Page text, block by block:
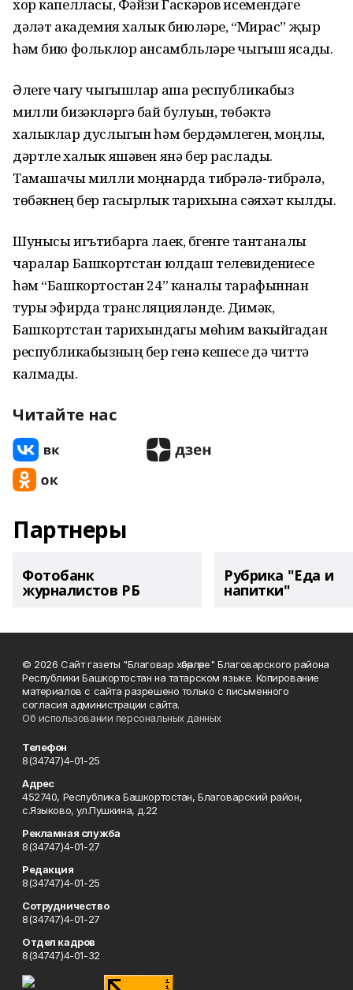
хор капелласы, Фәйзи Гаскәров исемендәге
дәүләт академия халык биюләре, “Мирас” җыр
һәм бию фольклор ансамбльләре чыгыш ясады.
Әлеге чагу чыгышлар аша республикабыз
милли бизәкләргә бай булуын, төбәктә
халыклар дуслыгын һәм бердәмлеген, моңлы,
дәртле халык яшәвен янә бер раслады.
Тамашачы милли моңнарда тибрәлә-тибрәлә,
төбәкнең бер гасырлык тарихына сәяхәт кылды.
Шунысы игътибарга лаек, бүгенге тантаналы
чаралар Башкортстан юлдаш телевидениесе
һәм “Башкортостан 24” каналы тарафыннан
туры эфирда трансляцияләнде. Димәк,
Башкортстан тарихындагы мөһим вакыйгадан
республикабызның бер генә кешесе дә читтә
калмады.
Читайте нас
Партнеры
Фотобанк
журналистов РБ
Рубрика "Еда и
напитки"
© 2026 Сайт газеты "Благовар хәбәрләре" Благоварского района
Республики Башкортостан на татарском языке. Копирование
материалов с сайта разрешено только с письменного
согласия администрации сайта.
Об использовании персональных данных
Телефон
8(34747)4-01-25
Адрес
452740, Республика Башкортостан, Благоварский район,
с.Языково, ул.Пушкина, д.22
Рекламная служба
8(34747)4-01-27
Редакция
8(34747)4-01-25
Сотрудничество
8(34747)4-01-27
Отдел кадров
8(34747)4-01-32